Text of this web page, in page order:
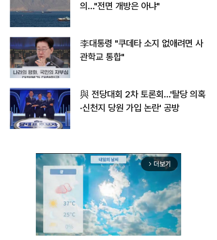
의…"전면 개방은 아냐"
李대통령 "쿠데타 소지 없애려면 사
관학교 통합"
與 전당대회 2차 토론회…'탈당 의혹
·신천지 당원 가입 논란' 공방
arrow_forward_ios 더보기